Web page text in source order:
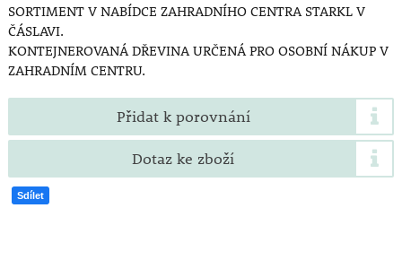
SORTIMENT V NABÍDCE ZAHRADNÍHO CENTRA STARKL V
ČÁSLAVI.
KONTEJNEROVANÁ DŘEVINA URČENÁ PRO OSOBNÍ NÁKUP V
ZAHRADNÍM CENTRU.
Přidat k porovnání
Dotaz ke zboží
Sdílet